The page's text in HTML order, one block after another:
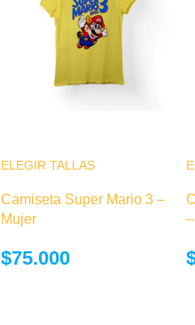
ELEGIR TALLAS
variantes. Las
Camiseta Super Mario 3 –
Mujer
$75.000